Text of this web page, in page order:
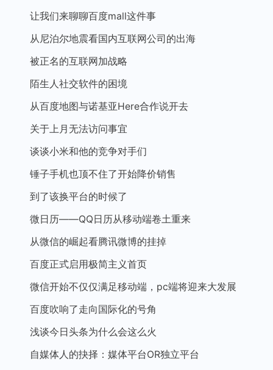
让我们来聊聊百度mall这件事
从尼泊尔地震看国内互联网公司的出海
被正名的互联网加战略
陌生人社交软件的困境
从百度地图与诺基亚Here合作说开去
关于上月无法访问事宜
谈谈小米和他的竞争对手们
锤子手机也顶不住了开始降价销售
到了该换平台的时候了
微日历——QQ日历从移动端卷土重来
从微信的崛起看腾讯微博的挂掉
百度正式启用极简主义首页
微信开始不仅仅满足移动端，pc端将迎来大发展
百度吹响了走向国际化的号角
浅谈今日头条为什么会这么火
自媒体人的抉择：媒体平台OR独立平台